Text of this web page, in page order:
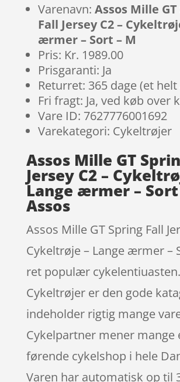
Varenavn: Assos Mille
Fall Jersey C2 –
ærmer – Sort – M
Pris: Kr. 1989.00
Prisgaranti: Ja
Returret: 365 dage (et helt
Fri fragt: Ja, ved køb over
Vare ID: 7627776001692
Varekategori: Cykeltrøjer
Assos Mille GT
Jersey C2 –
Lange ærmer –
Assos
Assos Mille GT Spring Fall
Cykeltrøje – Lange ærmer –
ret populær cykelentiuasten.
Cykeltrøjer er den gode
indeholder rigtig mange
Cykelpartner mener mange
førende cykelshop i hele
Varen har automatisk op til